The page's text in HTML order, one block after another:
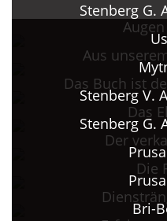
Stenberg G.
Aus
Das Buch ist
Stenberg V.
Das
Stenberg G.
Der
Die
Bri-